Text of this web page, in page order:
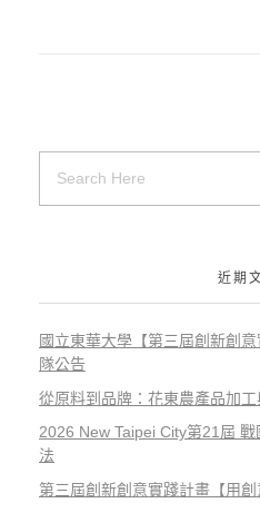
近期
國立東華大學【第三屆創新創
隊公告
從原料到品牌：花東農產品加
2026 New Taipei City第21屆
法
第三屆創新創意實踐計畫【用